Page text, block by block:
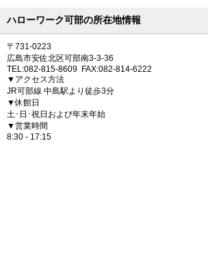
ハローワーク可部の所在地情報
〒731-0223
広島市安佐北区可部南3-3-36
TEL:082-815-8609 FAX:082-814-6222
▼アクセス方法
JR可部線 中島駅より徒歩3分
▼休館日
土･日･祝日および年末年始
▼営業時間
8:30 - 17:15